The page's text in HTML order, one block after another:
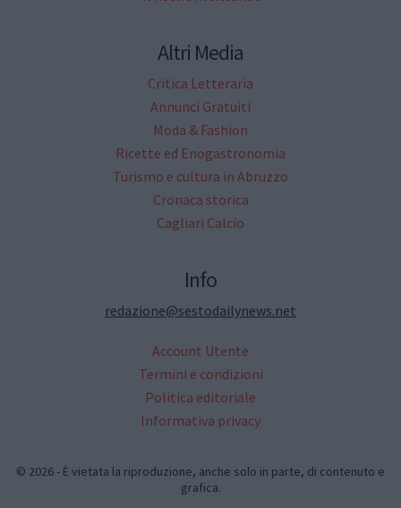
Altri Media
Critica Letteraria
Annunci Gratuiti
Moda & Fashion
Ricette ed Enogastronomia
Turismo e cultura in Abruzzo
Cronaca storica
Cagliari Calcio
Info
redazione@sestodailynews.net
Account Utente
Termini e condizioni
Politica editoriale
Informativa privacy
© 2026 - È vietata la riproduzione, anche solo in parte, di contenuto e
grafica.